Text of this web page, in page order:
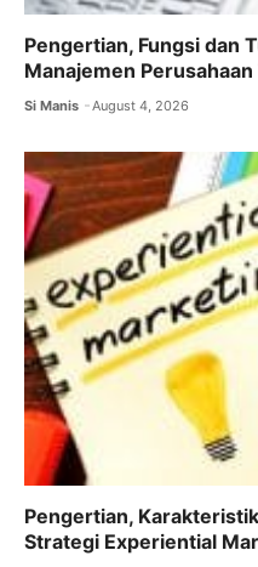
Pengertian, Fungsi dan
Manajemen
Si Manis August 4, 2026
Pengertian,
Strategi Experiential